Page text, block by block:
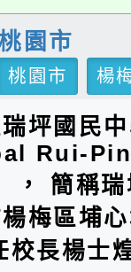
園市
桃園市 楊
坪國民
Rui-
， 簡稱
梅區埔
校長楊士